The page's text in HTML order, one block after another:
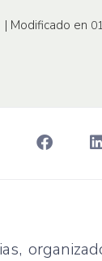
| Modificado en